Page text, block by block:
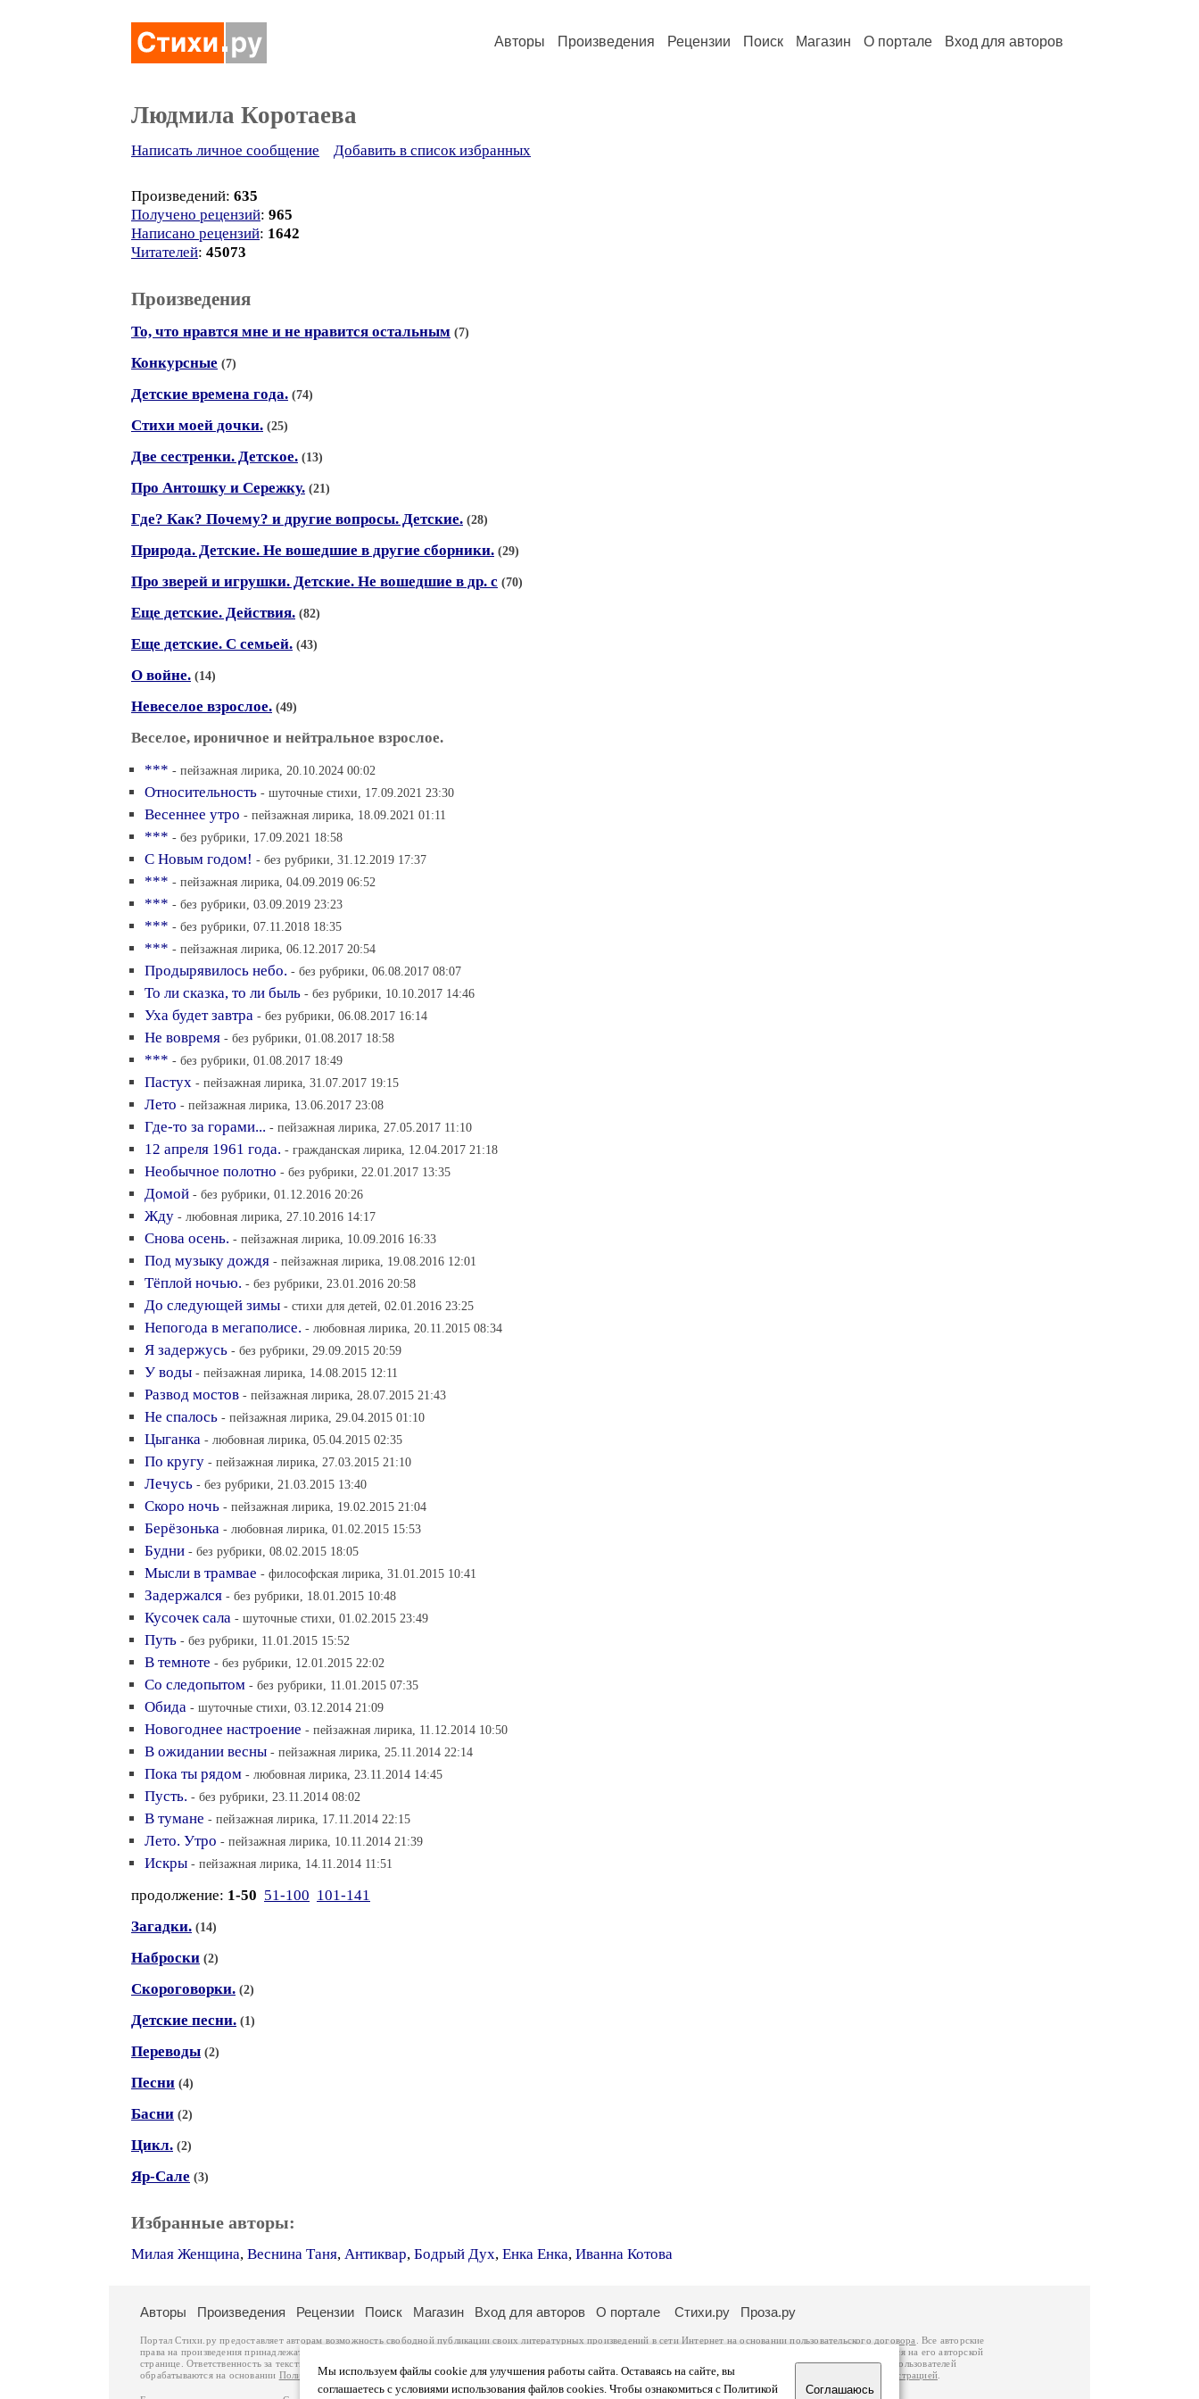
Авторы Произведения Рецензии Поиск Магазин О портале Вход для авторов
Людмила Коротаева
Написать личное сообщение Добавить в список избранных
Произведений: 635
Получено рецензий: 965
Написано рецензий: 1642
Читателей: 45073
Произведения
То, что нравтся мне и не нравится остальным (7)
Конкурсные (7)
Детские времена года. (74)
Стихи моей дочки. (25)
Две сестренки. Детское. (13)
Про Антошку и Сережку. (21)
Где? Как? Почему? и другие вопросы. Детские. (28)
Природа. Детские. Не вошедшие в другие сборники. (29)
Про зверей и игрушки. Детские. Не вошедшие в др. с (70)
Еще детские. Действия. (82)
Еще детские. С семьей. (43)
О войне. (14)
Невеселое взрослое. (49)
Веселое, ироничное и нейтральное взрослое.
*** - пейзажная лирика, 20.10.2024 00:02
Относительность - шуточные стихи, 17.09.2021 23:30
Весеннее утро - пейзажная лирика, 18.09.2021 01:11
*** - без рубрики, 17.09.2021 18:58
С Новым годом! - без рубрики, 31.12.2019 17:37
*** - пейзажная лирика, 04.09.2019 06:52
*** - без рубрики, 03.09.2019 23:23
*** - без рубрики, 07.11.2018 18:35
*** - пейзажная лирика, 06.12.2017 20:54
Продырявилось небо. - без рубрики, 06.08.2017 08:07
То ли сказка, то ли быль - без рубрики, 10.10.2017 14:46
Уха будет завтра - без рубрики, 06.08.2017 16:14
Не вовремя - без рубрики, 01.08.2017 18:58
*** - без рубрики, 01.08.2017 18:49
Пастух - пейзажная лирика, 31.07.2017 19:15
Лето - пейзажная лирика, 13.06.2017 23:08
Где-то за горами... - пейзажная лирика, 27.05.2017 11:10
12 апреля 1961 года. - гражданская лирика, 12.04.2017 21:18
Необычное полотно - без рубрики, 22.01.2017 13:35
Домой - без рубрики, 01.12.2016 20:26
Жду - любовная лирика, 27.10.2016 14:17
Снова осень. - пейзажная лирика, 10.09.2016 16:33
Под музыку дождя - пейзажная лирика, 19.08.2016 12:01
Тёплой ночью. - без рубрики, 23.01.2016 20:58
До следующей зимы - стихи для детей, 02.01.2016 23:25
Непогода в мегаполисе. - любовная лирика, 20.11.2015 08:34
Я задержусь - без рубрики, 29.09.2015 20:59
У воды - пейзажная лирика, 14.08.2015 12:11
Развод мостов - пейзажная лирика, 28.07.2015 21:43
Не спалось - пейзажная лирика, 29.04.2015 01:10
Цыганка - любовная лирика, 05.04.2015 02:35
По кругу - пейзажная лирика, 27.03.2015 21:10
Лечусь - без рубрики, 21.03.2015 13:40
Скоро ночь - пейзажная лирика, 19.02.2015 21:04
Берёзонька - любовная лирика, 01.02.2015 15:53
Будни - без рубрики, 08.02.2015 18:05
Мысли в трамвае - философская лирика, 31.01.2015 10:41
Задержался - без рубрики, 18.01.2015 10:48
Кусочек сала - шуточные стихи, 01.02.2015 23:49
Путь - без рубрики, 11.01.2015 15:52
В темноте - без рубрики, 12.01.2015 22:02
Со следопытом - без рубрики, 11.01.2015 07:35
Обида - шуточные стихи, 03.12.2014 21:09
Новогоднее настроение - пейзажная лирика, 11.12.2014 10:50
В ожидании весны - пейзажная лирика, 25.11.2014 22:14
Пока ты рядом - любовная лирика, 23.11.2014 14:45
Пусть. - без рубрики, 23.11.2014 08:02
В тумане - пейзажная лирика, 17.11.2014 22:15
Лето. Утро - пейзажная лирика, 10.11.2014 21:39
Искры - пейзажная лирика, 14.11.2014 11:51
продолжение: 1-50 51-100 101-141
Загадки. (14)
Наброски (2)
Скороговорки. (2)
Детские песни. (1)
Переводы (2)
Песни (4)
Басни (2)
Цикл. (2)
Яр-Сале (3)
Избранные авторы:
Милая Женщина, Веснина Таня, Антиквар, Бодрый Дух, Енка Енка, Иванна Котова
Мы используем файлы cookie для улучшения работы сайта. Оставаясь на сайте, вы
соглашаетесь с условиями использования файлов cookies. Чтобы ознакомиться с Политикой
Соглашаюсь
Авторы Произведения Рецензии Поиск Магазин Вход для авторов О портале Стихи.ру Проза.ру
Портал Стихи.ру предоставляет авторам возможность свободной публикации своих литературных произведений в сети Интернет на основаниипользовательского договора
. Все авторские
права на произведения принадлежат авторам и охраняются
. Перепечатка произведений возможна только с согласия его автора, к которому вы можете обратиться на его авторской
странице. Ответственность за тексты произведений авторы несут самостоятельно на основании
законодательства Российской Федерации. Данные пользователей
обрабатываются на основании Политики обработки персональных данных. Вы также можете посмотреть более подробнуюинформацию о портале связаться с администрацией